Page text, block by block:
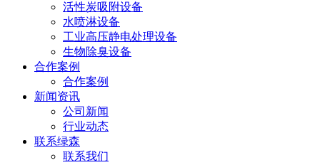
活性炭吸附设备
水喷淋设备
工业高压静电处理设备
生物除臭设备
合作案例
合作案例
新闻资讯
公司新闻
行业动态
联系绿森
联系我们